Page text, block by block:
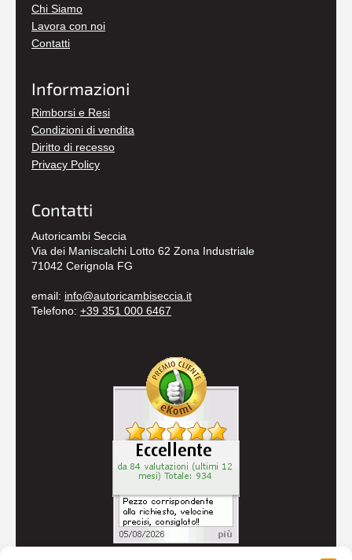
Chi Siamo
Lavora con noi
Contatti
Informazioni
Rimborsi e Resi
Condizioni di vendita
Diritto di recesso
Privacy Policy
Contatti
Autoricambi Seccia
Via dei Maniscalchi Lotto 62 Zona Industriale
71042 Cerignola FG
email: info@autoricambiseccia.it
Telefono: +39 351 000 6467